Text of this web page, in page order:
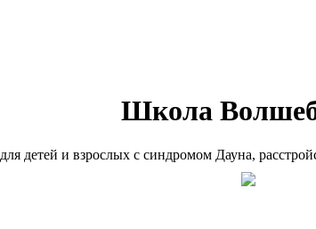
Школа
для детей и взрослых с синдромом Дауна,